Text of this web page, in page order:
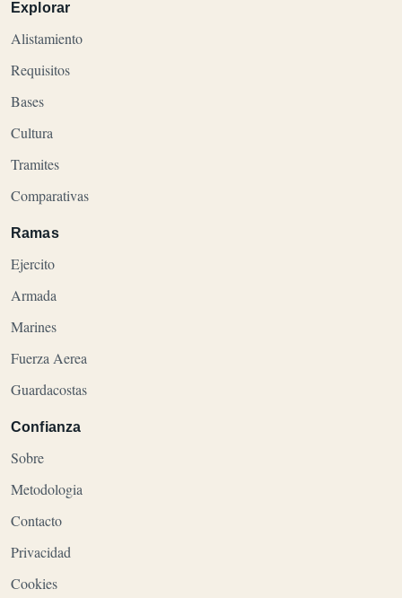
Explorar
Alistamiento
Requisitos
Bases
Cultura
Tramites
Comparativas
Ramas
Ejercito
Armada
Marines
Fuerza Aerea
Guardacostas
Confianza
Sobre
Metodologia
Contacto
Privacidad
Cookies